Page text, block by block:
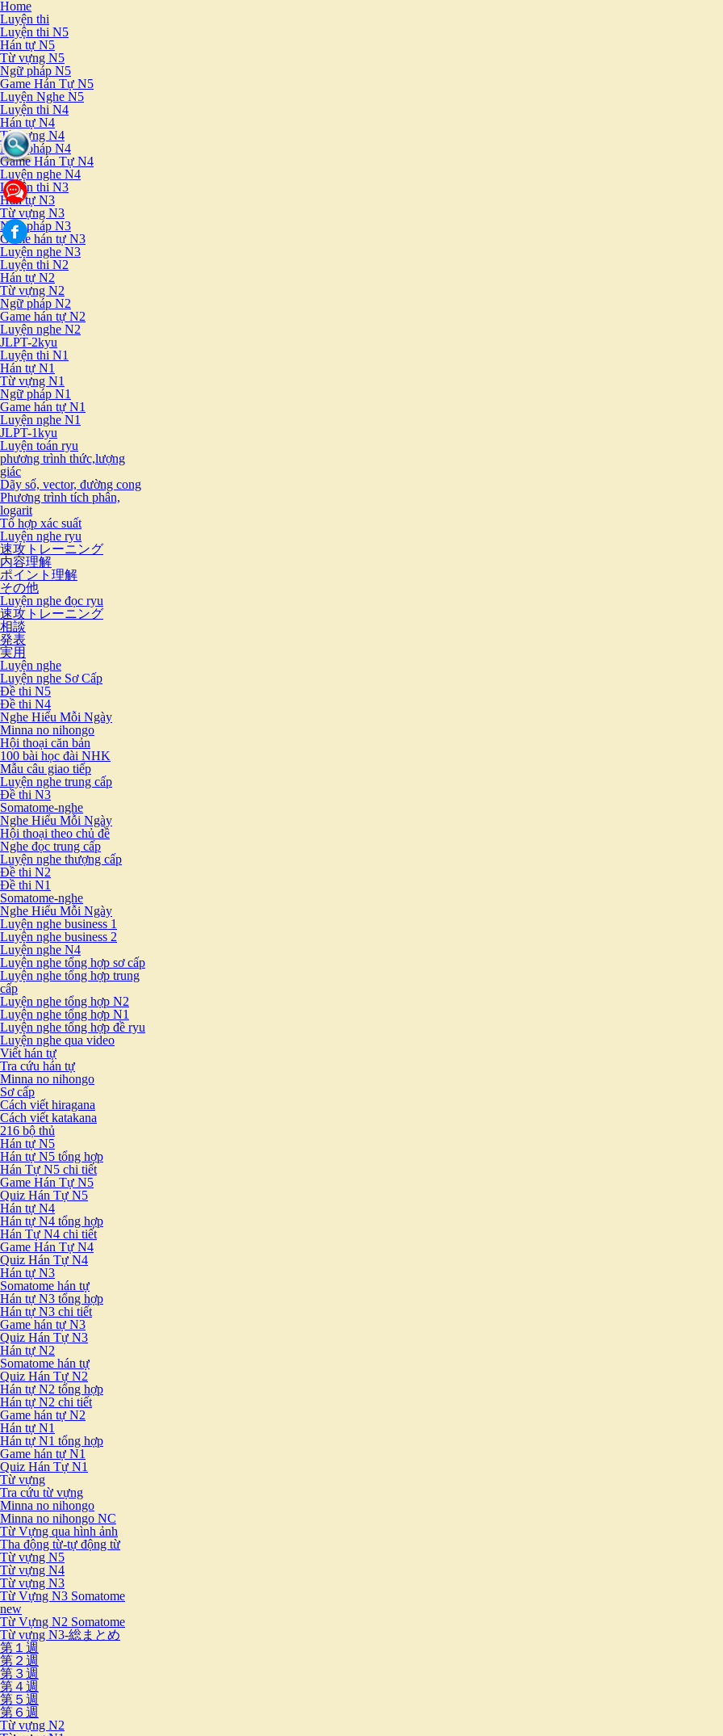
Home
Luyện thi
Luyện thi N5
Hán tự N5
Từ vựng N5
Ngữ pháp N5
Game Hán Tự N5
Luyện Nghe N5
Luyện thi N4
Hán tự N4
Từ vựng N4
Ngữ pháp N4
Game Hán Tự N4
Luyện nghe N4
Luyện thi N3
Hán tự N3
Từ vựng N3
Ngữ pháp N3
Game hán tự N3
Luyện nghe N3
Luyện thi N2
Hán tự N2
Từ vựng N2
Ngữ pháp N2
Game hán tự N2
Luyện nghe N2
JLPT-2kyu
Luyện thi N1
Hán tự N1
Từ vựng N1
Ngữ pháp N1
Game hán tự N1
Luyện nghe N1
JLPT-1kyu
Luyện toán ryu
phương trình thức,lượng
giác
Dãy số, vector, đường cong
Phương trình tích phân,
logarit
Tổ hợp xác suất
Luyện nghe ryu
速攻トレーニング
内容理解
ポイント理解
その他
Luyện nghe đọc ryu
速攻トレーニング
相談
発表
実用
Luyện nghe
Luyện nghe Sơ Cấp
Đề thi N5
Đề thi N4
Nghe Hiểu Mỗi Ngày
Minna no nihongo
Hội thoại căn bản
100 bài học đài NHK
Mẫu câu giao tiếp
Luyện nghe trung cấp
Đề thi N3
Somatome-nghe
Nghe Hiểu Mỗi Ngày
Hội thoại theo chủ đề
Nghe đọc trung cấp
Luyện nghe thượng cấp
Đề thi N2
Đề thi N1
Somatome-nghe
Nghe Hiểu Mỗi Ngày
Luyện nghe business 1
Luyện nghe business 2
Luyện nghe N4
Luyện nghe tổng hợp sơ cấp
Luyện nghe tổng hợp trung
cấp
Luyện nghe tổng hợp N2
Luyện nghe tổng hợp N1
Luyện nghe tổng hợp đề ryu
Luyện nghe qua video
Viết hán tự
Tra cứu hán tự
Minna no nihongo
Sơ cấp
Cách viết hiragana
Cách viết katakana
216 bộ thủ
Hán tự N5
Hán tự N5 tổng hợp
Hán Tự N5 chi tiết
Game Hán Tự N5
Quiz Hán Tự N5
Hán tự N4
Hán tự N4 tổng hợp
Hán Tự N4 chi tiết
Game Hán Tự N4
Quiz Hán Tự N4
Hán tự N3
Somatome hán tự
Hán tự N3 tổng hợp
Hán tự N3 chi tiết
Game hán tự N3
Quiz Hán Tự N3
Hán tự N2
Somatome hán tự
Quiz Hán Tự N2
Hán tự N2 tổng hợp
Hán tự N2 chi tiết
Game hán tự N2
Hán tự N1
Hán tự N1 tổng hợp
Game hán tự N1
Quiz Hán Tự N1
Từ vựng
Tra cứu từ vựng
Minna no nihongo
Minna no nihongo NC
Từ Vựng qua hình ảnh
Tha động từ-tự động từ
Từ vựng N5
Từ vựng N4
Từ vựng N3
Từ Vựng N3 Somatome
new
Từ Vựng N2 Somatome
Từ vựng N3-総まとめ
第１週
第２週
第３週
第４週
第５週
第６週
Từ vựng N2